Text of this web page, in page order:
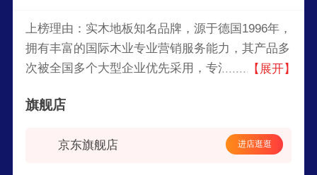
上榜理由：实木地板知名品牌，源于德国1996年，
拥有丰富的国际木业专业营销服务能力，其产品多
次被全国多个大型企业优先采用，专注于国际领先
【展开】
旗舰店
京东旗舰店 进店逛逛